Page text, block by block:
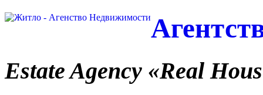
Estate Agency «Real